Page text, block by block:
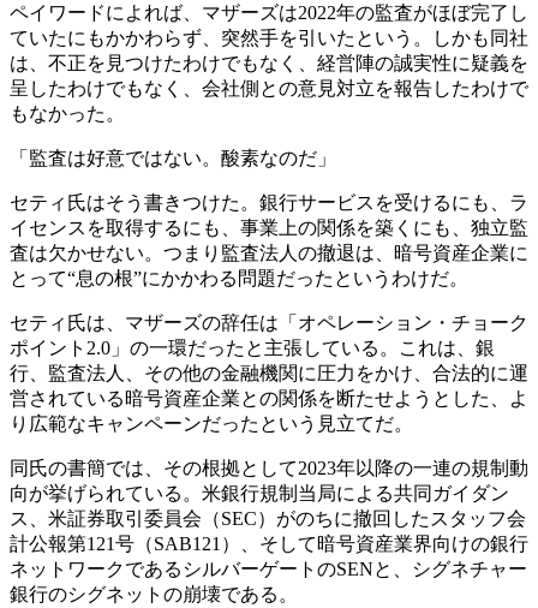
ペイワードによれば、マザーズは2022年の監査がほぼ完了し
ていたにもかかわらず、突然手を引いたという。しかも同社
は、不正を見つけたわけでもなく、経営陣の誠実性に疑義を
呈したわけでもなく、会社側との意見対立を報告したわけで
もなかった。
「監査は好意ではない。酸素なのだ」
セティ氏はそう書きつけた。銀行サービスを受けるにも、ラ
イセンスを取得するにも、事業上の関係を築くにも、独立監
査は欠かせない。つまり監査法人の撤退は、暗号資産企業に
とって“息の根”にかかわる問題だったというわけだ。
セティ氏は、マザーズの辞任は「オペレーション・チョーク
ポイント2.0」の一環だったと主張している。これは、銀
行、監査法人、その他の金融機関に圧力をかけ、合法的に運
営されている暗号資産企業との関係を断たせようとした、よ
り広範なキャンペーンだったという見立てだ。
同氏の書簡では、その根拠として2023年以降の一連の規制動
向が挙げられている。米銀行規制当局による共同ガイダン
ス、米証券取引委員会（SEC）がのちに撤回したスタッフ会
計公報第121号（SAB121）、そして暗号資産業界向けの銀行
ネットワークであるシルバーゲートのSENと、シグネチャー
銀行のシグネットの崩壊である。